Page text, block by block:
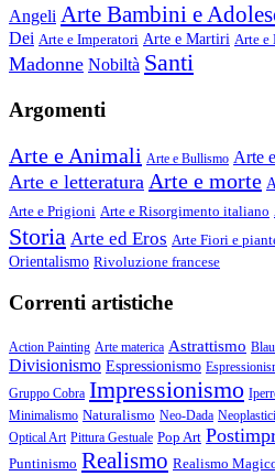
Angeli Arte Bambini e
Dei Arte e Imperatori Arte e Martiri Arte e
Madonne Nobiltà Santi
Argomenti
Arte e Animali Arte e Bullismo Arte
Arte e letteratura Arte e morte
Arte e Prigioni Arte e Risorgimento italiano
Storia Arte ed Eros Arte Fiori e
Orientalismo Rivoluzione francese
Correnti artistiche
Action Painting Arte materica Astrattismo
Divisionismo Espressionismo
Gruppo Cobra Impressionismo
Minimalismo Naturalismo Neo-Dada
Optical Art Pittura Gestuale Pop Art
Puntinismo Realismo Realismo